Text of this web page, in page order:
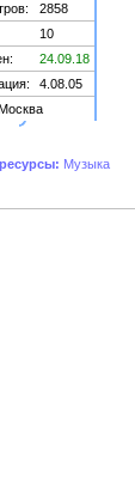
2858
10
24.09.18
4.08.05
Музыка